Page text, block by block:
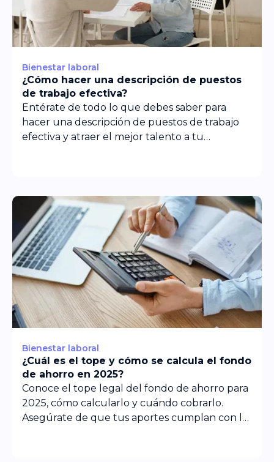
Bienestar laboral
¿Cómo hacer una descripción de puestos
de trabajo efectiva?
Entérate de todo lo que debes saber para
hacer una descripción de puestos de trabajo
efectiva y atraer el mejor talento a tu
Bienestar laboral
¿Cuál es el tope y cómo se calcula el fondo
de ahorro en 2025?
Conoce el tope legal del fondo de ahorro para
2025, cómo calcularlo y cuándo cobrarlo.
Asegúrate de que tus aportes cumplan con la